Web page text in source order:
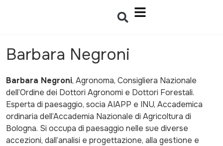
Barbara Negroni
Barbara Negroni, Agronoma, Consigliera Nazionale
dell’Ordine dei Dottori Agronomi e Dottori Forestali.
Esperta di paesaggio, socia AIAPP e INU, Accademica
ordinaria dell’Accademia Nazionale di Agricoltura di
Bologna. Si occupa di paesaggio nelle sue diverse
accezioni, dall’analisi e progettazione, alla gestione e